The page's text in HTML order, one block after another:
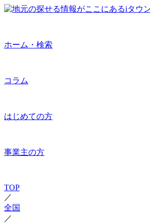
ホーム・検索
コラム
はじめての方
事業主の方
TOP
／
全国
／